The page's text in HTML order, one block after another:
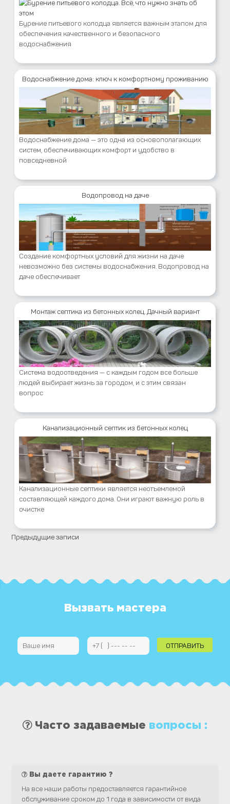
Бурение питьевого колодца является важным этапом для
обеспечения качественного и безопасного
водоснабжения
Водоснабжение дома: ключ к комфортному проживанию
Водоснабжение дома — это одна из основополагающих
систем, обеспечивающих комфорт и удобство в
повседневной
Водопровод на даче
Создание комфортных условий для жизни на даче
невозможно без системы водоснабжения. Водопровод на
даче обеспечивает
Монтаж септика из бетонных колец. Дачный вариант
Система водоотведения — с каждым годом все больше
людей выбирает жизнь за городом, и с этим связан
вопрос
Канализационный септик из бетонных колец
Канализационные септики является неотъемлемой
составляющей каждого дома. Они играют важную роль в
очистке
Навигация
Предыдущие записи
Вызвать мастера
Часто задаваемые вопросы :
Вы даете гарантию ?
На все наши работы предоставляется гарантийное
обслуживание сроком до 1 года в зависимости от вида